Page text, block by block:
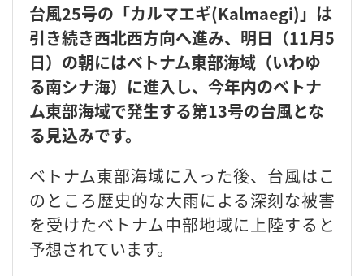
台風25号の「カルマエギ(Kalmaegi)」は
引き続き西北西方向へ進み、明日（11月5
日）の朝にはベトナム東部海域（いわゆ
る南シナ海）に進入し、今年内のベトナ
ム東部海域で発生する第13号の台風とな
る見込みです。
ベトナム東部海域に入った後、台風はこ
のところ歴史的な大雨による深刻な被害
を受けたベトナム中部地域に上陸すると
予想されています。